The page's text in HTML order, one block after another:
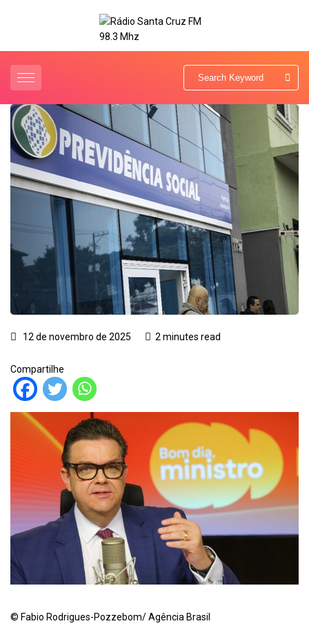
12 de novembro de 2025 2 minutes read
Compartilhe
© Fabio Rodrigues-Pozzebom/ Agência Brasil